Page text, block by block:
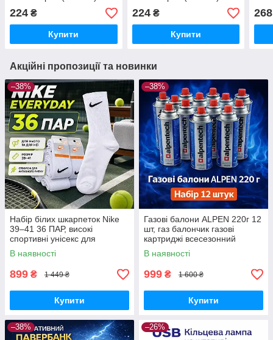
рамкою, матеріал - скло
224 ₴
Купити
рамкою, матеріал скло
224₴
Купити
268
Акційні пропозиції та новинки
–38%
Набір білих шкарпеток Nike
39–41 36 ПАР, високі
спортивні унісекс для
щоденного використання
В наявності
899 ₴ 1 449 ₴
Купити
–38%
Газові балони ALPEN 220г 12
шт, газ балончик газові
картриджі всесезонний
пропан-бутан для
портативних плит, пальників
та кемпінгу
В наявності
999 ₴ 1 600 ₴
Купити
–38% –26%